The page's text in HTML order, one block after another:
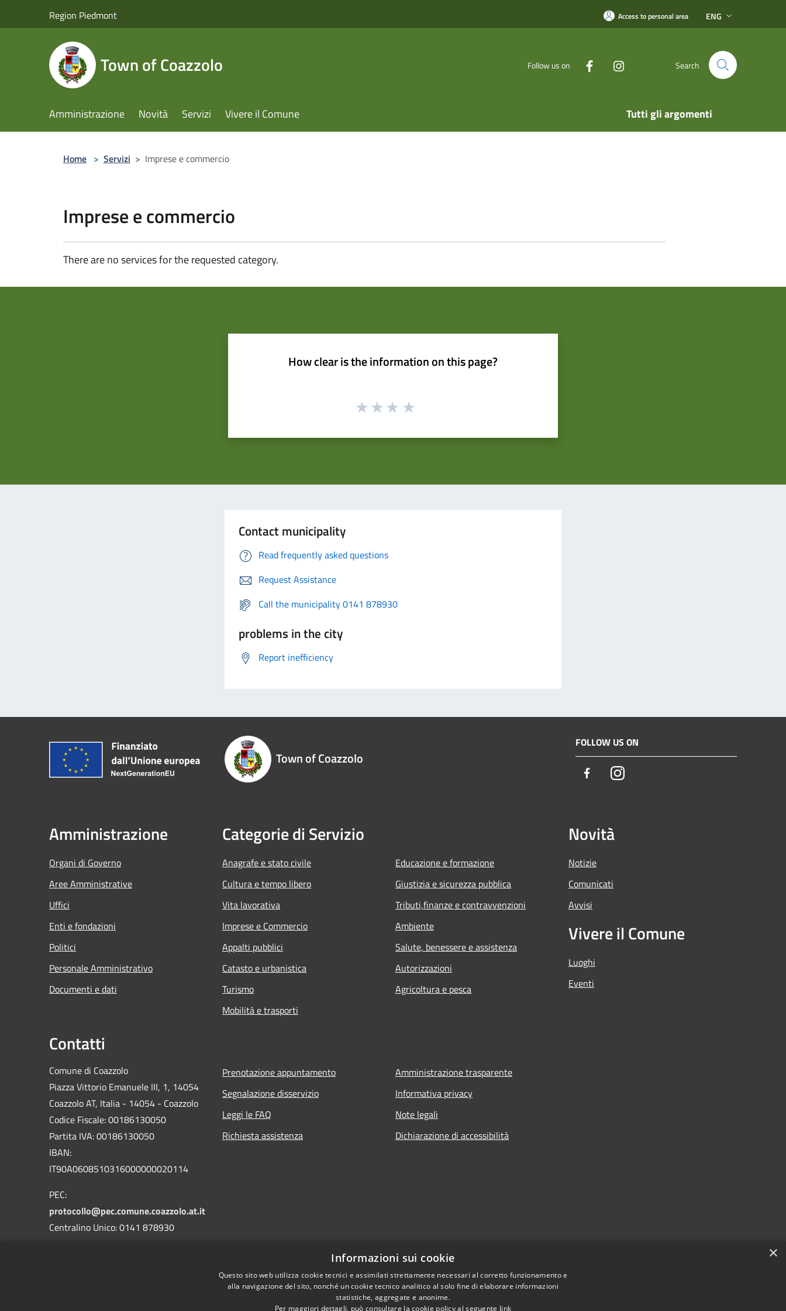
Region Piedmont Access to personal area ENG
Town of Coazzolo Follow us on Search
Amministrazione Novità Servizi Vivere il Comune Tutti gli argomenti
Home > Servizi > Imprese e commercio
Imprese e commercio
There are no services for the requested category.
How clear is the information on this page?
Contact municipality
Read frequently asked questions
Request Assistance
Call the municipality 0141 878930
problems in the city
Report inefficiency
Town of Coazzolo
FOLLOW US ON
FacebookInstagram
Amministrazione
Organi di Governo
Aree Amministrative
Uffici
Enti e fondazioni
Politici
Personale Amministrativo
Documenti e dati
Categorie di Servizio
Anagrafe e stato civile
Cultura e tempo libero
Vita lavorativa
Imprese e Commercio
Appalti pubblici
Catasto e urbanistica
Turismo
Mobilità e trasporti
Educazione e formazione
Giustizia e sicurezza pubblica
Tributi,finanze e contravvenzioni
Ambiente
Salute, benessere e assistenza
Autorizzazioni
Agricoltura e pesca
Novità
Notizie
Comunicati
Avvisi
Vivere il Comune
Luoghi
Eventi
Contatti
Comune di Coazzolo
Piazza Vittorio Emanuele III, 1, 14054
Coazzolo AT, Italia - 14054 - Coazzolo
Codice Fiscale: 00186130050
Partita IVA: 00186130050
IBAN:
IT90A0608510316000000020114
PEC:
protocollo@pec.comune.coazzolo.at.it
Centralino Unico: 0141 878930
Prenotazione appuntamento
Segnalazione disservizio
Leggi le FAQ
Richiesta assistenza
Amministrazione trasparente
Informativa privacy
Note legali
Dichiarazione di accessibilità
×
Informazioni sui cookie
Questo sito web utilizza cookie tecnici e assimilati strettamente necessari al corretto funzionamento e
alla navigazione del sito, nonché un cookie tecnico analitico al solo fine di elaborare informazioni
statistiche, aggregate e anonime.
Per maggiori dettagli, può consultare la cookie policy al seguente link